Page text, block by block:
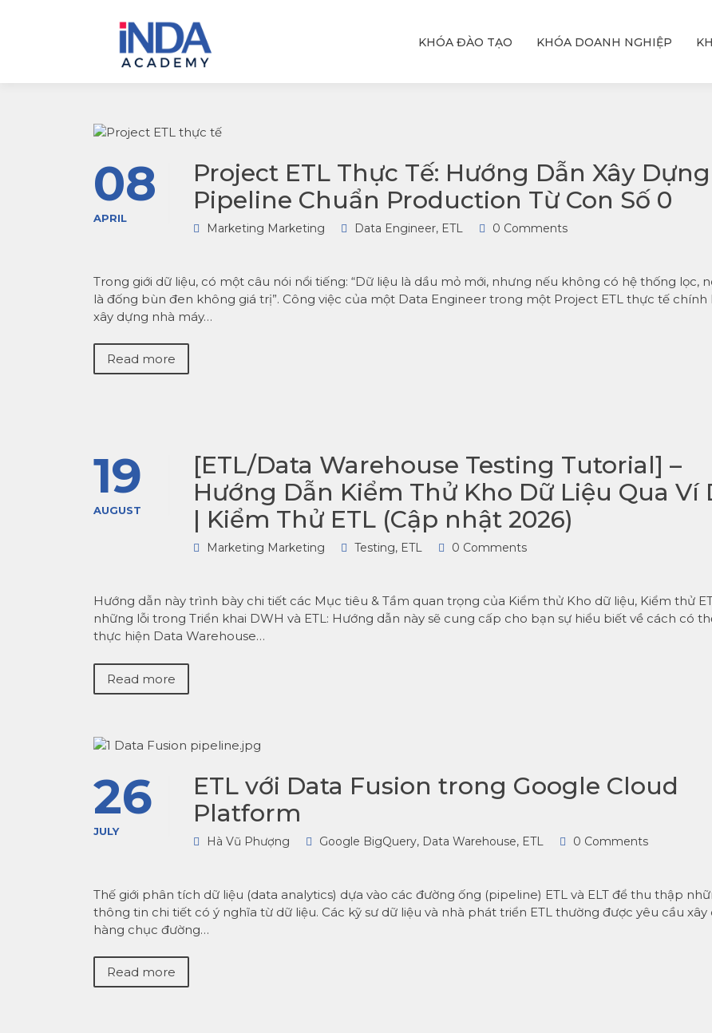
& AI INSIGHT
chứng khoán và doanh
KHÓA ĐÀO TẠO KHÓA DOANH NGHIỆP
08
APRIL
Project ETL Thực Tế: Hướng Dẫn Xây Dựng
Pipeline Chuẩn Production Từ Con Số 0
Marketing Marketing Data Engineer, ETL 0 Comments
Trong giới dữ liệu, có một câu nói nổi tiếng: “Dữ liệu là dầu mỏ mới, nhưng nếu không có hệ thống lọc,
là đống bùn đen không giá trị”. Công việc của một Data Engineer trong một Project ETL thực tế chính
xây dựng nhà máy…
Read more
19
AUGUST
[ETL/Data Warehouse Testing Tutorial] –
Hướng Dẫn Kiểm Thử Kho Dữ Liệu Qua Ví
| Kiểm Thử ETL (Cập nhật 2026)
Marketing Marketing Testing, ETL 0 Comments
Hướng dẫn này trình bày chi tiết các Mục tiêu & Tầm quan trọng của Kiểm thử Kho dữ liệu, Kiểm thử
những lỗi trong Triển khai DWH và ETL: Hướng dẫn này sẽ cung cấp cho bạn sự hiểu biết về cách có
thực hiện Data Warehouse…
Read more
26
JULY
ETL với Data Fusion trong Google Cloud
Platform
Hà Vũ Phượng Google BigQuery, Data Warehouse, ETL 0 Comments
Thế giới phân tích dữ liệu (data analytics) dựa vào các đường ống (pipeline) ETL và ELT để thu thập
thông tin chi tiết có ý nghĩa từ dữ liệu. Các kỹ sư dữ liệu và nhà phát triển ETL thường được yêu cầu xây
hàng chục đường…
Read more